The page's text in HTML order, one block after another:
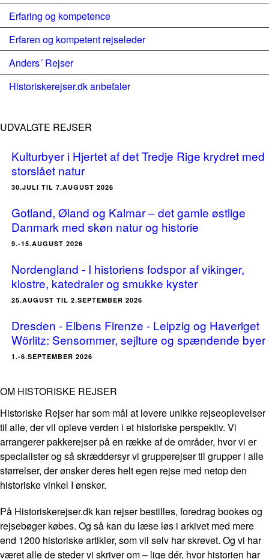
Erfaring og kompetence
Erfaren og kompetent rejseleder
Anders´ Rejser
Historiskerejser.dk anbefaler
UDVALGTE REJSER
Kulturbyer i Hjertet af det Tredje Rige krydret med
storslået natur
30.JULI TIL 7.AUGUST 2026
Gotland, Øland og Kalmar – det gamle østlige
Danmark med skøn natur og historie
9.-15.AUGUST 2026
Nordengland - I historiens fodspor af vikinger,
klostre, katedraler og smukke kyster
25.AUGUST TIL 2.SEPTEMBER 2026
Dresden - Elbens Firenze - Leipzig og Haveriget
Wörlitz: Sensommer, sejlture og spændende byer
1.-6.SEPTEMBER 2026
OM HISTORISKE REJSER
Historiske Rejser har som mål at levere unikke rejseoplevelser
til alle, der vil opleve verden i et historiske perspektiv. Vi
arrangerer pakkerejser på en række af de områder, hvor vi er
specialister og så skræddersyr vi grupperejser til grupper i alle
størrelser, der ønsker deres helt egen rejse med netop den
historiske vinkel I ønsker.
På Historiskerejser.dk kan rejser bestilles, foredrag bookes og
rejsebøger købes. Og så kan du læse løs i arkivet med mere
end 1200 historiske artikler, som vil selv har skrevet. Og vi har
været alle de steder vi skriver om – lige dér, hvor historien har